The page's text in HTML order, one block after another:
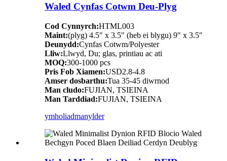
Waled Cynfas Cotwm Deu-Plyg
Cod Cynnyrch:HTML003
Maint:(plyg) 4.5″ x 3.5″ (heb ei blygu) 9″ x 3.5″
Deunydd:Cynfas Cotwm/Polyester
Lliw:Llwyd, Du; glas, printiau ac ati
MOQ:300-1000 pcs
Pris Fob Xiamen:USD2.8-4.8
Amser dosbarthu:Tua 35-45 diwrnod
Man cludo:FUJIAN, TSIEINA
Man Tarddiad:FUJIAN, TSIEINA
ymholiadmanylder